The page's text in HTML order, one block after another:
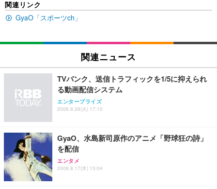
ュチェア 人間工学 疲れない ブラック
￥27,999
Sezlife オフィスチェア デスクチェア 疲れない テレ
ワーク チェア 強化バックレスト 30度ロッキング機
レスト 3Dヘッドレスト ハンガー付き 高反発クッシ
ョン PCチェア 通気性メッシュ ゲーミング/勉強/事
務用 おしゃれ パソコンチェア (ブラック)
￥7,680
Sezlife オフィスチェア デスクチェア 疲れない テレ
レスト 3Dヘッドレスト ハンガー付き 高反発クッシ
ョン PCチェア 通気性メッシュ ゲーミング/勉強/事
務用 おしゃれ パソコンチェア (ホワイト)
￥7,680
ANDWINT オフィスチェア デスクチェア 肘なし メ
イト
【純正品】27"ゲーミングモニター DualSense 充電
フック付き（CFI-ZDM1J）
￥49,979
【整備済み品】Dell E2724HS 27インチ 液晶モニタ
応 ComfortView ビジネス向け
￥15,800
【MiniLED/24.5inch/280Hz/FHD】GRAPHT THE S
x2袋(84枚) ホワイト(吸収面:ライトブルー)
￥3,234
ネオ・ルーライフ ネオ・オムツ L 中型犬用 26枚入
り 単品
￥1,800
Smart Basic(スマートベーシック) 【Amazon.co.jp
￥3,670
アイリスオーヤマ ペットシーツ 超厚型 お徳用 レギ
関連リンク
GyaO「スポーツch」
関連ニュース
TVバンク、送信トラフィックを1/5に抑えられ
る動画配信システム
エンタープライズ
2006.9.26(火) 17:10
GyaO、水島新司原作のアニメ「野球狂の詩」
を配信
エンタメ
2006.8.17(木) 15:04